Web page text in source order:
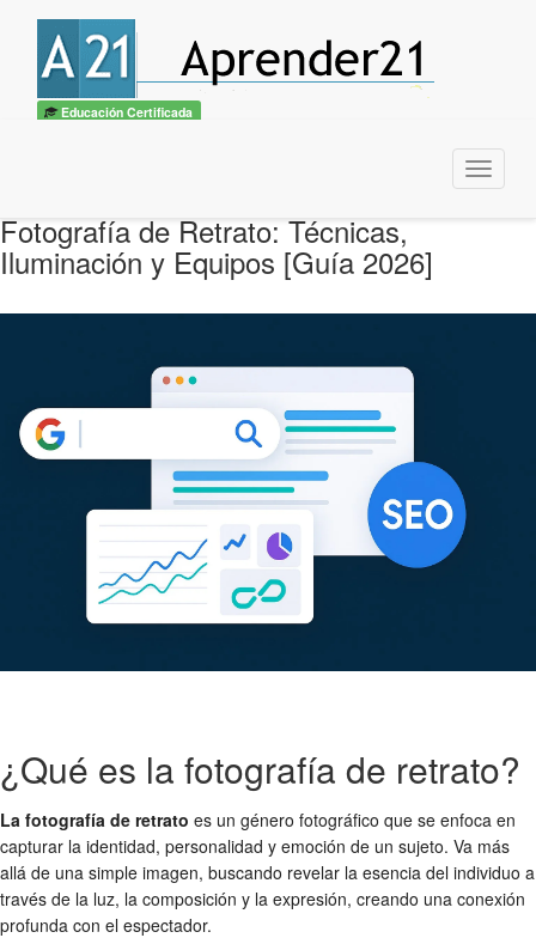
Educación Certificada
Menu
Fotografía de Retrato: Técnicas,
Iluminación y Equipos [Guía 2026]
¿Qué es la fotografía de retrato?
La fotografía de retrato es un género fotográfico que se enfoca en
capturar la identidad, personalidad y emoción de un sujeto. Va más
allá de una simple imagen, buscando revelar la esencia del individuo a
través de la luz, la composición y la expresión, creando una conexión
profunda con el espectador.